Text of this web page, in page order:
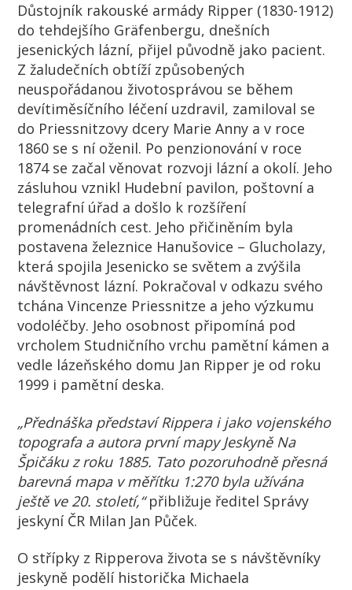
Důstojník rakouské armády Ripper (1830-1912)
do tehdejšího Gräfenbergu, dnešních
jesenických lázní, přijel původně jako pacient.
Z žaludečních obtíží způsobených
neuspořádanou životosprávou se během
devítiměsíčního léčení uzdravil, zamiloval se
do Priessnitzovy dcery Marie Anny a v roce
1860 se s ní oženil. Po penzionování v roce
1874 se začal věnovat rozvoji lázní a okolí. Jeho
zásluhou vznikl Hudební pavilon, poštovní a
telegrafní úřad a došlo k rozšíření
promenádních cest. Jeho přičiněním byla
postavena železnice Hanušovice – Glucholazy,
která spojila Jesenicko se světem a zvýšila
návštěvnost lázní. Pokračoval v odkazu svého
tchána Vincenze Priessnitze a jeho výzkumu
vodoléčby. Jeho osobnost připomíná pod
vrcholem Studničního vrchu pamětní kámen a
vedle lázeňského domu Jan Ripper je od roku
1999 i pamětní deska.
„Přednáška představí Rippera i jako vojenského
topografa a autora první mapy Jeskyně Na
Špičáku z roku 1885. Tato pozoruhodně přesná
barevná mapa v měřítku 1:270 byla užívána
ještě ve 20. století,“přibližuje ředitel Správy
jeskyní ČR Milan Jan Půček.
O střípky z Ripperova života se s návštěvníky
jeskyně podělí historička Michaela